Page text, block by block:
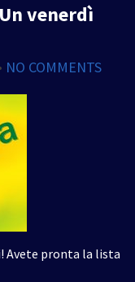
venerdì
NO COMMENTS
Avete pronta la lista